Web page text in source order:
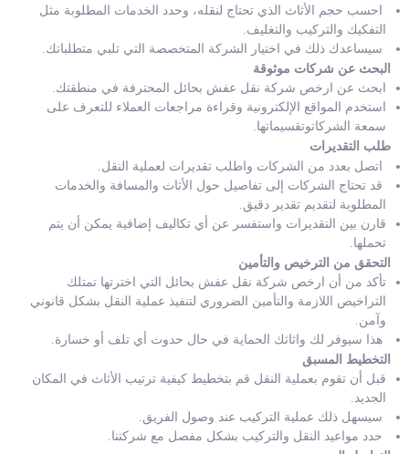
احسب حجم الأثاث الذي تحتاج لنقله، وحدد الخدمات المطلوبة مثل
التفكيك والتركيب والتغليف.
سيساعدك ذلك في اختيار الشركة المتخصصة التي تلبي متطلباتك.
البحث عن شركات موثوقة
ابحث عن ارخص شركة نقل عفش بحائل المحترفة في منطقتك.
استخدم المواقع الإلكترونية وقراءة مراجعات العملاء للتعرف على
سمعة الشركاتوتقسيماتها.
طلب التقديرات
اتصل بعدد من الشركات واطلب تقديرات لعملية النقل.
قد تحتاج الشركات إلى تفاصيل حول الأثاث والمسافة والخدمات
المطلوبة لتقديم تقدير دقيق.
قارن بين التقديرات واستفسر عن أي تكاليف إضافية يمكن أن يتم
تحملها.
التحقق من الترخيص والتأمين
تأكد من أن ارخص شركة نقل عفش بحائل التي اخترتها تمتلك
التراخيص اللازمة والتأمين الضروري لتنفيذ عملية النقل بشكل قانوني
وآمن.
هذا سيوفر لك واثاثك الحماية في حال حدوث أي تلف أو خسارة.
التخطيط المسبق
قبل أن تقوم بعملية النقل قم بتخطيط كيفية ترتيب الأثاث في المكان
الجديد.
سيسهل ذلك عملية التركيب عند وصول الفريق.
حدد مواعيد النقل والتركيب بشكل مفصل مع شركتنا.